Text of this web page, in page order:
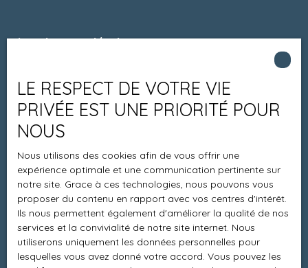
Je suis propriétaire
Espace vendeur
Vendre avec nous
Charte 21
Contact
Informations
Recrutement
LE RESPECT DE VOTRE VIE
PRIVÉE EST UNE PRIORITÉ POUR
NOUS
Nous utilisons des cookies afin de vous offrir une
expérience optimale et une communication pertinente sur
notre site. Grace à ces technologies, nous pouvons vous
proposer du contenu en rapport avec vos centres d'intérêt.
Ils nous permettent également d'améliorer la qualité de nos
services et la convivialité de notre site internet. Nous
utiliserons uniquement les données personnelles pour
lesquelles vous avez donné votre accord. Vous pouvez les